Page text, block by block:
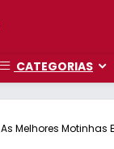
CATEGORIAS
As Melhores Motinhas